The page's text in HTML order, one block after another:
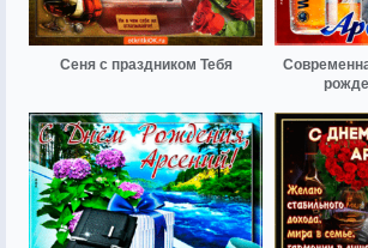
Сеня с праздником Тебя